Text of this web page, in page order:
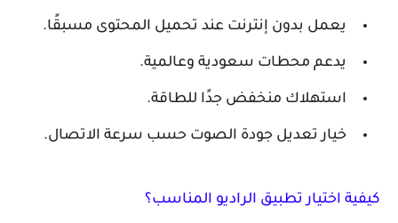
يعمل بدون إنترنت عند تحميل المحتوى مسبقًا.
يدعم محطات سعودية وعالمية.
استهلاك منخفض جدًا للطاقة.
خيار تعديل جودة الصوت حسب سرعة الاتصال.
كيفية اختيار تطبيق الراديو المناسب؟